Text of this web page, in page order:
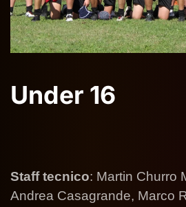
Under 16
Staff tecnico: Martin Churro
Andrea Casagrande, Marco